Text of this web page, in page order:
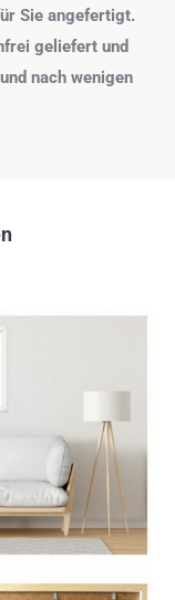
Sie angefertigt.
geliefert und
nach wenigen